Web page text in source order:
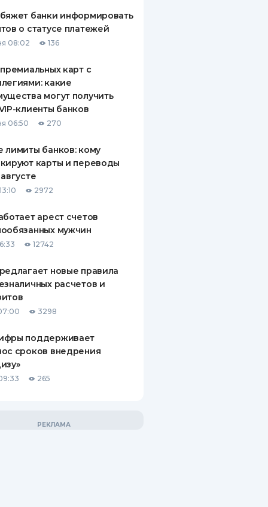
банки информировать
о статусе платежей
08:02 136
карт с
какие
могут получить
клиенты банков
06:50 270
лимиты банков: кому
карты и переводы
2972
арест счетов
мужчин
12742
новые правила
расчетов и
3298
поддерживает
сроков внедрения
265